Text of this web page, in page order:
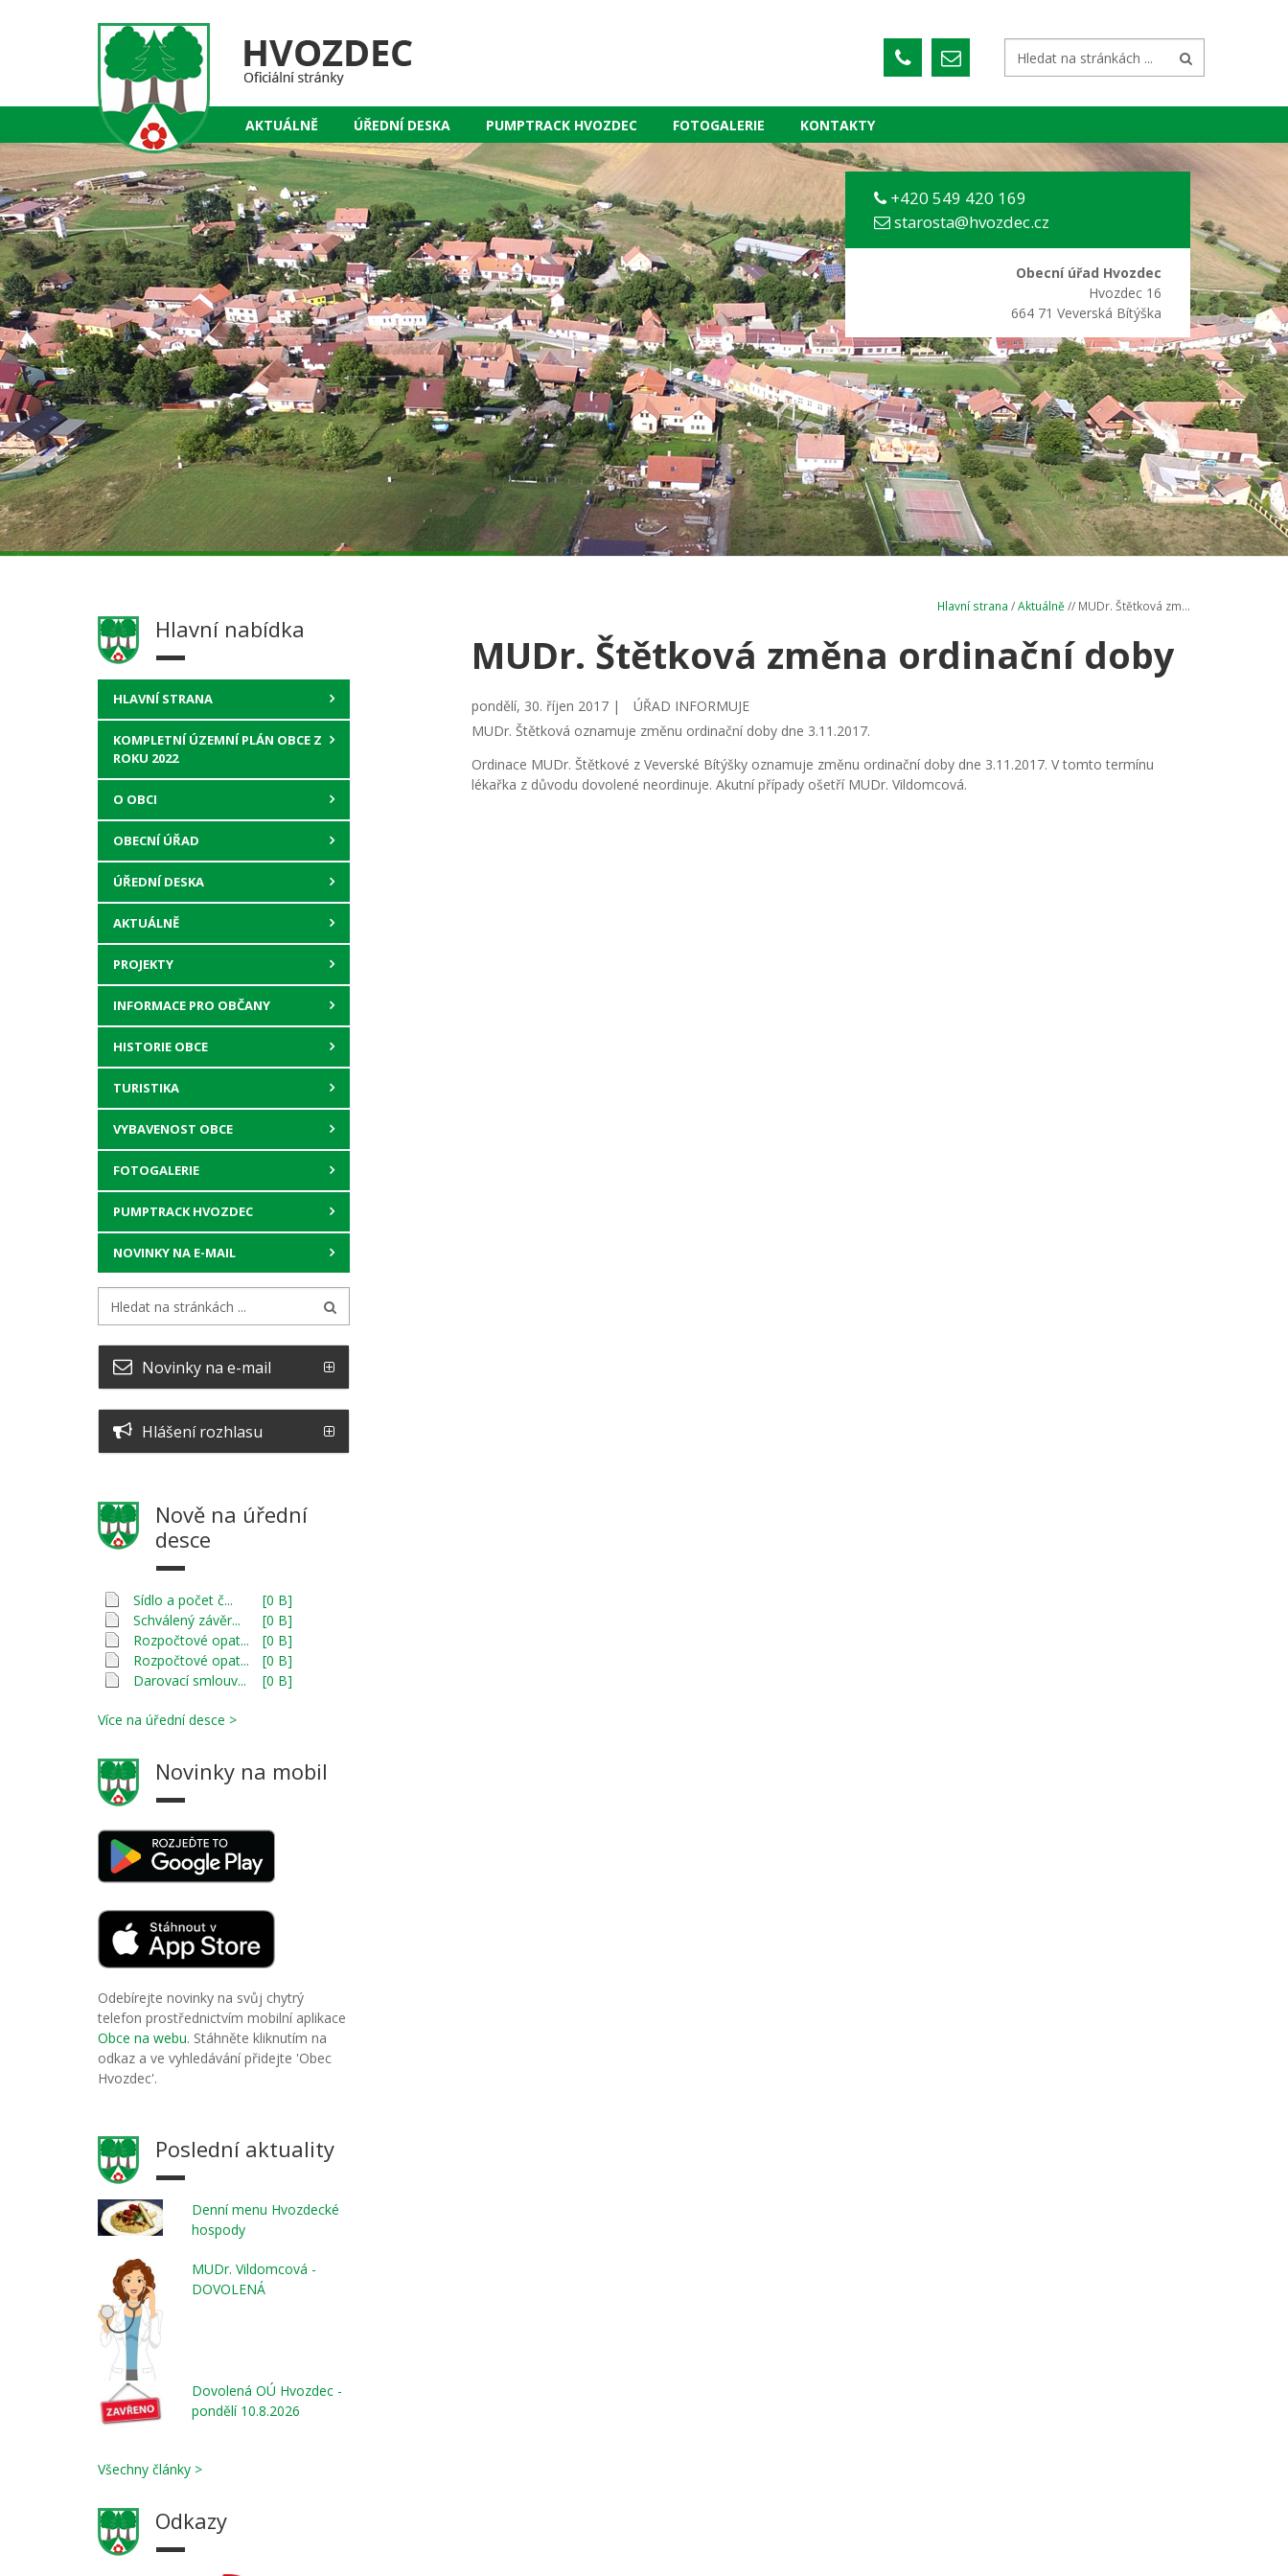
AKTUÁLNĚ ÚŘEDNÍ DESKA PUMPTRACK HVOZDEC FOTOGALERIE KONTAKTY
+420 549 420 169
starosta@hvozdec.cz
Obecní úřad Hvozdec
Hvozdec 16
664 71 Veverská Bítýška
Hlavní nabídka
HLAVNÍ STRANA
KOMPLETNÍ ÚZEMNÍ PLÁN OBCE Z
ROKU 2022
O OBCI
OBECNÍ ÚŘAD
ÚŘEDNÍ DESKA
AKTUÁLNĚ
PROJEKTY
INFORMACE PRO OBČANY
HISTORIE OBCE
TURISTIKA
VYBAVENOST OBCE
FOTOGALERIE
PUMPTRACK HVOZDEC
NOVINKY NA E-MAIL
Novinky na e-mail
Hlášení rozhlasu
Nově na úřední
desce
Sídlo a počet č...
[0 B]
Schválený závěr...
[0 B]
Rozpočtové opat...
[0 B]
Rozpočtové opat...
[0 B]
Darovací smlouv...
[0 B]
Více na úřední desce >
Novinky na mobil
Odebírejte novinky na svůj chytrý
telefon prostřednictvím mobilní aplikace
Obce na webu. Stáhněte kliknutím na
odkaz a ve vyhledávání přidejte 'Obec
Hvozdec'.
Poslední aktuality
Denní menu Hvozdecké
hospody
MUDr. Vildomcová -
DOVOLENÁ
Dovolená OÚ Hvozdec -
pondělí 10.8.2026
Všechny články >
Odkazy
Hlavní strana /Aktuálně // MUDr. Štětková zm...
MUDr. Štětková změna ordinační doby
pondělí, 30. říjen 2017 |
ÚŘAD INFORMUJE
MUDr. Štětková oznamuje změnu ordinační doby dne 3.11.2017.
Ordinace MUDr. Štětkové z Veverské Bítýšky oznamuje změnu ordinační doby dne 3.11.2017. V tomto termínu
lékařka z důvodu dovolené neordinuje. Akutní případy ošetří MUDr. Vildomcová.